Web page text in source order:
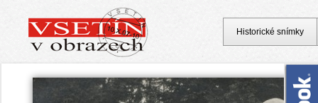
Historické snímky